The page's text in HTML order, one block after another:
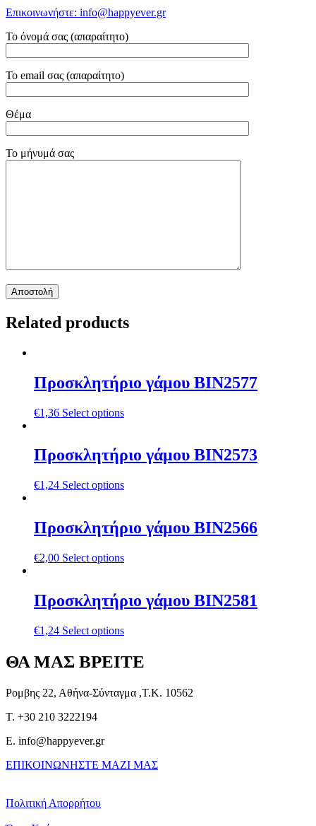
Επικοινωνήστε: info@happyever.gr
Το όνομά σας (απαραίτητο)
Το email σας (απαραίτητο)
Θέμα
Το μήνυμά σας
Related products
Προσκλητήριο γάμου ΒΙΝ2577
€1,36 Select options
Προσκλητήριο γάμου ΒΙΝ2573
€1,24 Select options
Προσκλητήριο γάμου ΒΙΝ2566
€2,00 Select options
Προσκλητήριο γάμου ΒΙΝ2581
€1,24 Select options
ΘΑ ΜΑΣ ΒΡΕΙΤΕ
Ρομβης 22, Αθήνα-Σύνταγμα ,Τ.Κ. 10562
T. +30 210 3222194
E. info@happyever.gr
ΕΠΙΚΟΙΝΩΝΗΣΤΕ ΜΑΖΙ ΜΑΣ
Πολιτική Απορρήτου